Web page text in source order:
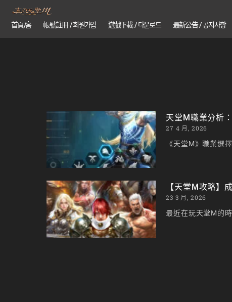
首頁/홈 帳號註冊 / 회원가입 遊戲下載 / 다운로드 最新公告 / 공지사항
天堂M職業分析
27 4 月, 2026
《天堂M》職業選
【天堂M攻略】
23 3 月, 2026
最近在玩天堂M的